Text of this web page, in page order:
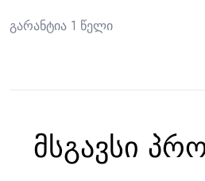
გარანტია 1 წელი
მსგავსი